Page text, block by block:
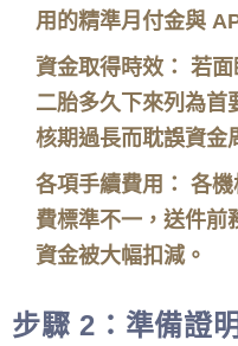
用的精準月付金與
資金取得時效： 若
二胎多久下來列為首
核期過長而耽誤資金
各項手續費用： 各
費標準不一，送件前
資金被大幅扣減。
步驟 2：準備證